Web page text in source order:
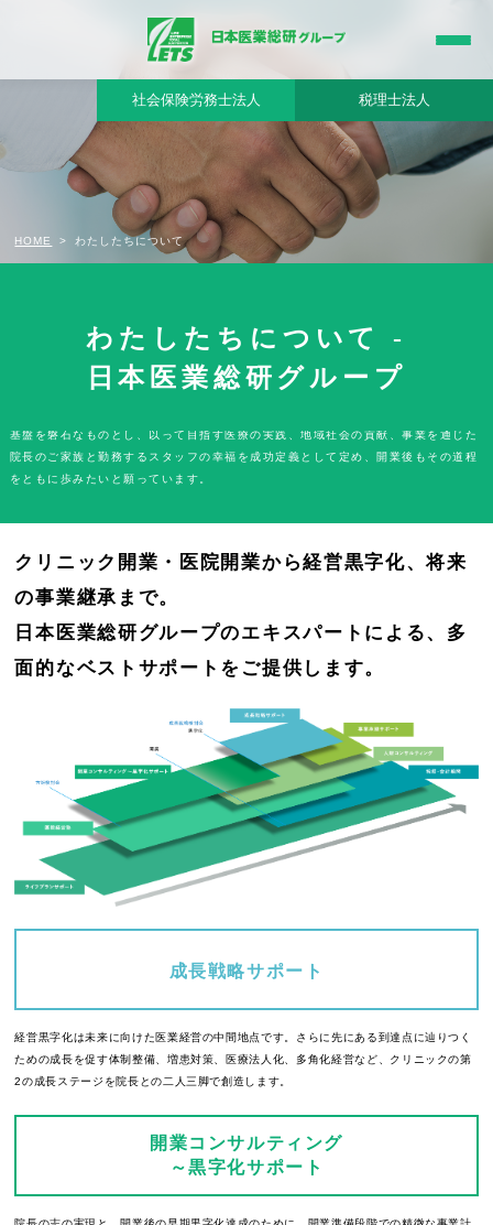
医師の人生と、地域医療の未来を、線で支える。
社会保険労務士法人 税理士法人
わたしたちについて -
日本医業総研グループ
HOME わたしたちについて
体現する「経営力」へ。
基盤を磐石なものとし、以って目指す医療の実践、地域社会の貢献、事業を通じた
院長のご家族と勤務するスタッフの幸福を成功定義として定め、開業後もその道程
をともに歩みたいと願っています。
クリニック開業・医院開業から経営黒字化、将来
の事業継承まで。
日本医業総研グループのエキスパートによる、多
面的なベストサポートをご提供します。
成長戦略サポート
経営黒字化は未来に向けた医業経営の中間地点です。さらに先にある到達点に辿りつく
ための成長を促す体制整備、増患対策、医療法人化、多角化経営など、クリニックの第
2の成長ステージを院長との二人三脚で創造します。
開業コンサルティング
～黒字化サポート